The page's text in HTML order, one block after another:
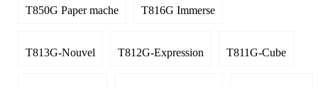
T850G Paper mache T816G Immerse
T813G-Nouvel T812G-Expression T811G-Cube